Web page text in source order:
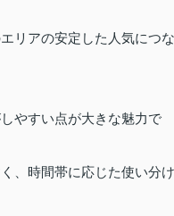
リアの安定した人気につな
やすい点が大きな魅力で
、時間帯に応じた使い分け